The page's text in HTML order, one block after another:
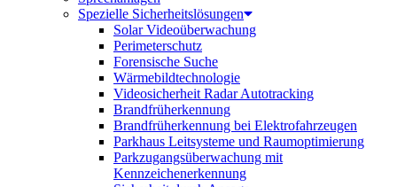
Spezielle Sicherheitslösungen
Solar Videoüberwachung
Perimeterschutz
Forensische Suche
Wärmebildtechnologie
Videosicherheit Radar Autotracking​
Brandfrüherkennung
Brandfrüherkennung bei Elektrofahrzeugen
Parkhaus Leitsysteme und Raumoptimierung
Parkzugangsüberwachung mit
Kennzeichenerkennung